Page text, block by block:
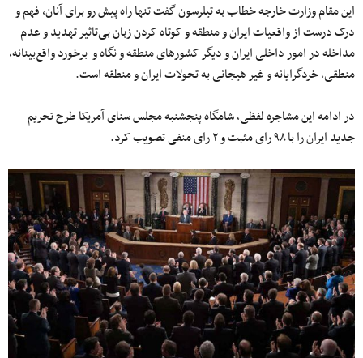
این مقام وزارت خارجه خطاب به تیلرسون گفت تنها راه پیش رو برای آنان، فهم و
درک درست از واقعیات ایران و منطقه و کوتاه کردن زبان بی‌تاثیر تهدید و عدم
مداخله در امور داخلی ایران و دیگر کشورهای منطقه و نگاه و برخورد واقع‌بینانه،
منطقی، خردگرایانه و غیر هیجانی به تحولات ایران و منطقه است.
در ادامه این مشاجره لفظی، شامگاه پنجشنبه مجلس سنای آمریکا طرح تحریم
جدید ایران را با ۹۸ رای مثبت و ۲ رای منفی تصویب کرد.